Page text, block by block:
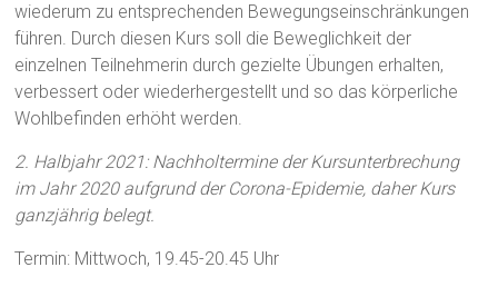
wiederum zu entsprechenden Bewegungseinschränkungen
führen. Durch diesen Kurs soll die Beweglichkeit der
einzelnen Teilnehmerin durch gezielte Übungen erhalten,
verbessert oder wiederhergestellt und so das körperliche
Wohlbefinden erhöht werden.
2. Halbjahr 2021: Nachholtermine der Kursunterbrechung
im Jahr 2020 aufgrund der Corona-Epidemie, daher Kurs
ganzjährig belegt.
Termin: Mittwoch, 19.45-20.45 Uhr